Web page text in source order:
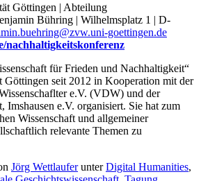
Göttingen | Abteilung
Bühring | Wilhelmsplatz 1 | D-
goettingen.de
nachhaltigkeitskonferenz
für Frieden und Nachhaltigkeit“
seit 2012 in Kooperation mit der
e.V. (VDW) und der
Imshausen e.V. organisiert. Sie hat zum
Wissenschaft und allgemeiner
relevante Themen zu
Jörg WettlauferunterDigital Humanities,